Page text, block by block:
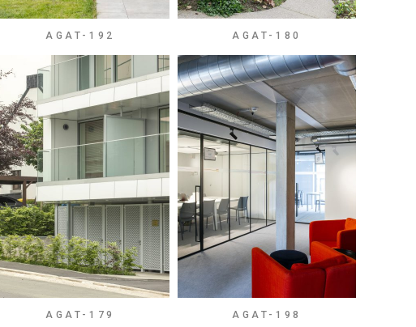
AGAT-192 AGAT-180
AGAT-179 AGAT-198